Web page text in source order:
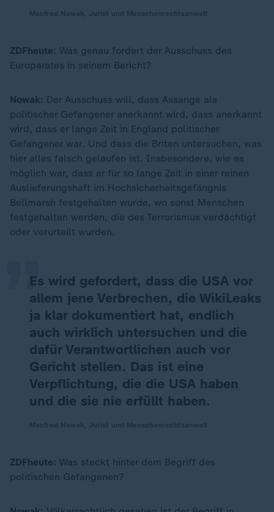
ZDFheute: Was genau fordert der Ausschuss des
Europarates in seinem Bericht?
Nowak: Der Ausschuss will, dass Assange als
politischer Gefangener anerkannt wird, dass anerkannt
wird, dass er lange Zeit in England politischer
Gefangener war. Und dass die Briten untersuchen, was
hier alles falsch gelaufen ist. Insbesondere, wie es
möglich war, dass er für so lange Zeit in einer reinen
Auslieferungshaft im Hochsicherheitsgefängnis
Bellmarsh festgehalten wurde, wo sonst Menschen
festgehalten werden, die des Terrorismus verdächtigt
oder verurteilt wurden.
Es wird gefordert, dass die USA vor
allem jene Verbrechen, die WikiLeaks
ja klar dokumentiert hat, endlich
auch wirklich untersuchen und die
dafür Verantwortlichen auch vor
Gericht stellen. Das ist eine
Verpflichtung, die die USA haben
und die sie nie erfüllt haben.
„
ZDFheute: Was steckt hinter dem Begriff des
politischen Gefangenen?